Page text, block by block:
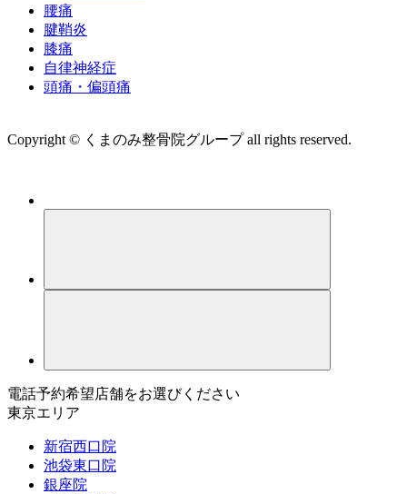
腰痛
腱鞘炎
膝痛
自律神経症
頭痛・偏頭痛
Copyright © くまのみ整骨院グループ all rights reserved.
電話予約希望店舗をお選びください
東京エリア
新宿西口院
池袋東口院
銀座院